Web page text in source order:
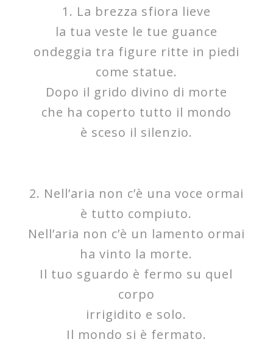
1. La brezza sfiora lieve
la tua veste le tue guance
ondeggia tra figure ritte in piedi
come statue.
Dopo il grido divino di morte
che ha coperto tutto il mondo
è sceso il silenzio.
2. Nell’aria non c’è una voce ormai
è tutto compiuto.
Nell’aria non c’è un lamento ormai
ha vinto la morte.
Il tuo sguardo è fermo su quel
corpo
irrigidito e solo.
Il mondo si è fermato.